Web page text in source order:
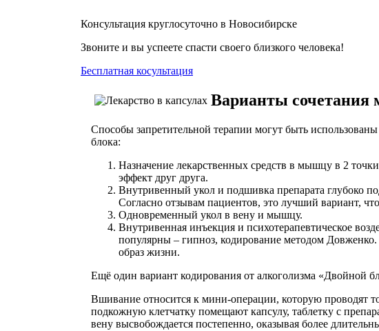
Консультация круглосуточно в Новосибирске
Звоните и вы успеете спасти своего близкого человека!
Бесплатная косультация
Варианты сочетания
Способы запретительной терапии могут быть
блока:
Назначение лекарственных средств в мышцу в 2
эффект друг друга.
Внутривенный укол и подшивка препарата глубоко
Согласно отзывам пациентов, это лучший вариант,
Одновременный укол в вену и мышцу.
Внутривенная инъекция и психотерапевтическое
популярны – гипноз, кодирование методом
образ жизни.
Ещё один вариант кодирования от алкоголизма «Двойной
Вшивание относится к мини-операции, которую проводят
подкожную клетчатку помещают капсулу, таблетку с
вену высвобождается постепенно, оказывая более